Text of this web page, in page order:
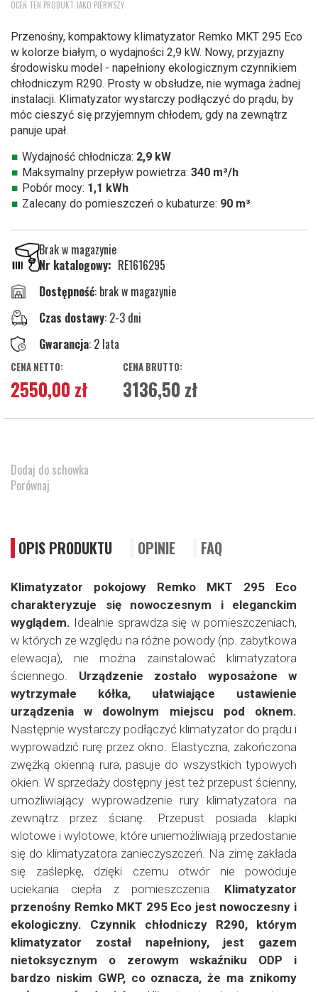
na
galerii
OCEŃ TEN PRODUKT JAKO PIERWSZY
Przenośny, kompaktowy klimatyzator Remko MKT 295 Eco
w kolorze białym, o wydajności 2,9 kW. Nowy, przyjazny
środowisku model - napełniony ekologicznym czynnikiem
chłodniczym R290. Prosty w obsłudze, nie wymaga żadnej
instalacji. Klimatyzator wystarczy podłączyć do prądu, by
móc cieszyć się przyjemnym chłodem, gdy na zewnątrz
panuje upał.
Wydajność chłodnicza: 2,9 kW
Maksymalny przepływ powietrza: 340 m³/h
Pobór mocy: 1,1 kWh
Zalecany do pomieszczeń o kubaturze: 90 m³
Brak w magazynie
Nr katalogowy
RE1616295
brak w magazynie
Czas dostawy: 2-3 dni
Gwarancja: 2 lata
3136,50 zł
2550,00 zł
Dodaj do schowka
Porównaj
OPIS PRODUKTU OPINIE FAQ
Klimatyzator pokojowy Remko MKT 295 Eco
charakteryzuje się nowoczesnym i eleganckim
wyglądem. Idealnie sprawdza się w pomieszczeniach,
w których ze względu na różne powody (np. zabytkowa
elewacja), nie można zainstalować klimatyzatora
ściennego. Urządzenie zostało wyposażone w
wytrzymałe kółka, ułatwiające ustawienie
urządzenia w dowolnym miejscu pod oknem.
Następnie wystarczy podłączyć klimatyzator do prądu i
wyprowadzić rurę przez okno. Elastyczna, zakończona
zwężką okienną rura, pasuje do wszystkich typowych
okien. W sprzedaży dostępny jest też przepust ścienny,
umożliwiający wyprowadzenie rury klimatyzatora na
zewnątrz przez ścianę. Przepust posiada klapki
wlotowe i wylotowe, które uniemożliwiają przedostanie
się do klimatyzatora zanieczyszczeń. Na zimę zakłada
się zaślepkę, dzięki czemu otwór nie powoduje
uciekania ciepła z pomieszczenia. Klimatyzator
przenośny Remko MKT 295 Eco jest nowoczesny i
ekologiczny. Czynnik chłodniczy R290, którym
klimatyzator został napełniony, jest gazem
nietoksycznym o zerowym wskaźniku ODP i
bardzo niskim GWP, co oznacza, że ma znikomy